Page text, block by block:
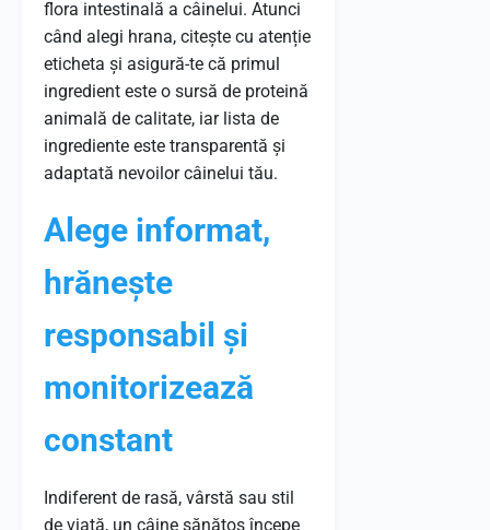
flora intestinală a câinelui. Atunci
când alegi hrana, citește cu atenție
eticheta și asigură-te că primul
ingredient este o sursă de proteină
animală de calitate, iar lista de
ingrediente este transparentă și
adaptată nevoilor câinelui tău.
Alege informat,
hrănește
responsabil și
monitorizează
constant
Indiferent de rasă, vârstă sau stil
de viață, un câine sănătos începe